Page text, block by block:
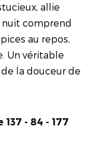
allie
nuit comprend
au repos,
Un véritable
la douceur de
- 84 - 177